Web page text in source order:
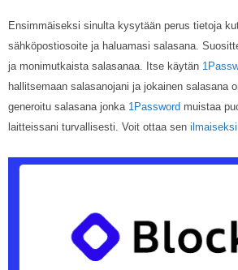
Ensimmäiseksi sinulta kysytään perus tietoja
sähköpostiosoite ja haluamasi salasana.
ja monimutkaista salasanaa. Itse käytän
hallitsemaan salasanojani ja jokainen salasana
generoitu salasana jonka 1Password muistaa
laitteissani turvallisesti. Voit ottaa sen